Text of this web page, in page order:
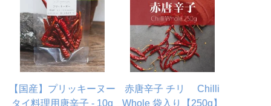
【国産】プリッキーヌー
タイ料理用唐辛子 - 10g
赤唐辛子 チリ Chilli
Whole 袋入り【250g】